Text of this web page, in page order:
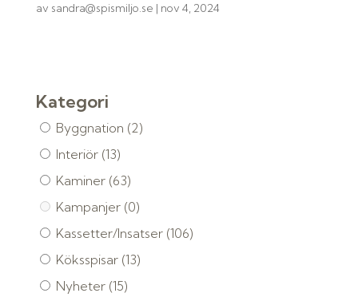
av sandra@spismiljo.se | nov 4, 2024
Kategori
Byggnation (2)
Interiör (13)
Kaminer (63)
Kampanjer (0)
Kassetter/Insatser (106)
Köksspisar (13)
Nyheter (15)